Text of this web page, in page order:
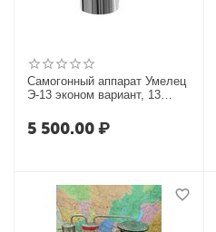
Самогонный аппарат Умелец
Э-13 эконом вариант, 13
5 500.00₽